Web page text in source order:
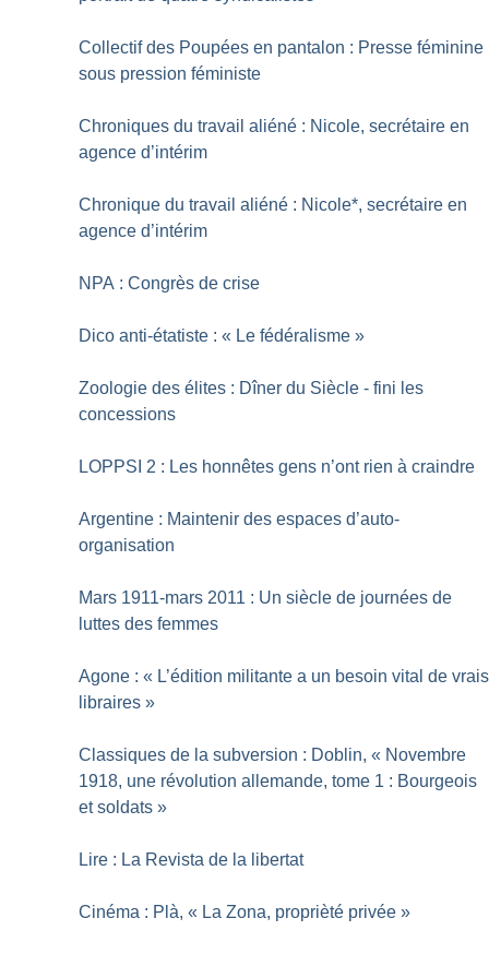
Collectif des Poupées en pantalon : Presse féminine
sous pression féministe
Chroniques du travail aliéné : Nicole, secrétaire en
agence d’intérim
Chronique du travail aliéné : Nicole*, secrétaire en
agence d’intérim
NPA : Congrès de crise
Dico anti-étatiste : « Le fédéralisme »
Zoologie des élites : Dîner du Siècle - fini les
concessions
LOPPSI 2 : Les honnêtes gens n’ont rien à craindre
Argentine : Maintenir des espaces d’auto-
organisation
Mars 1911-mars 2011 : Un siècle de journées de
luttes des femmes
Agone : « L’édition militante a un besoin vital de vrais
libraires »
Classiques de la subversion : Doblin, « Novembre
1918, une révolution allemande, tome 1 : Bourgeois
et soldats »
Lire : La Revista de la libertat
Cinéma : Plà, « La Zona, proprièté privée »